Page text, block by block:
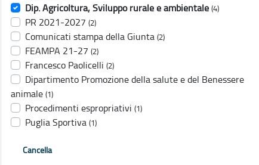
Dip. Agricoltura, Sviluppo rurale e ambientale (4)
PR 2021-2027 (2)
Comunicati stampa della Giunta (2)
FEAMPA 21-27 (2)
Francesco Paolicelli (2)
Dipartimento Promozione della salute e del Benessere
animale (1)
Procedimenti espropriativi (1)
Puglia Sportiva (1)
Cancella